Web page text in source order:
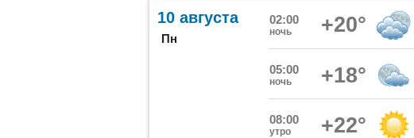
10 августа
Пн
02:00
ночь +20°
05:00
ночь +18°
08:00
утро +22°